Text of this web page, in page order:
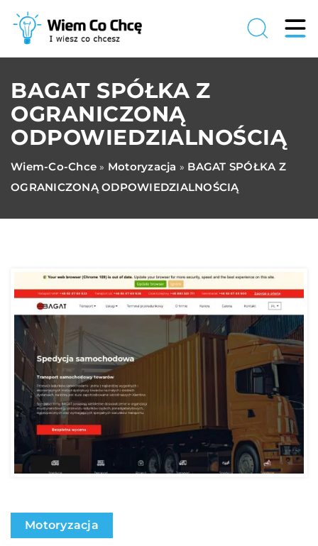
BAGAT SPÓŁKA Z
OGRANICZONĄ
ODPOWIEDZIALNOŚCIĄ
Wiem-Co-Chce » Motoryzacja » BAGAT SPÓŁKA Z
OGRANICZONĄ ODPOWIEDZIALNOŚCIĄ
Motoryzacja